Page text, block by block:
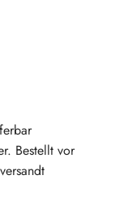
Bestellt vor